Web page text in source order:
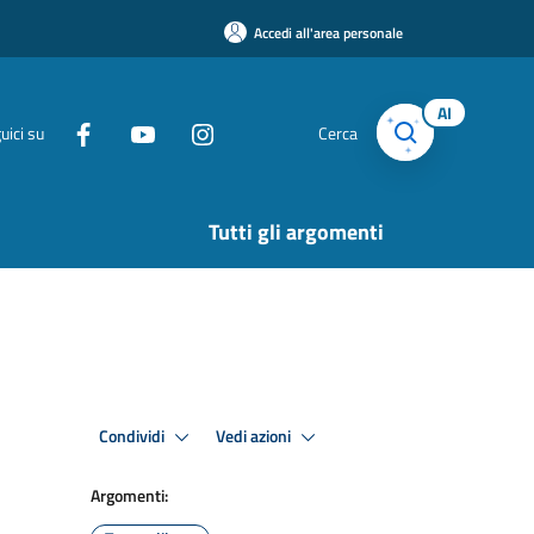
Accedi all'area personale
su Cerca
AI
Tutti gli argomenti
Condividi Vedi azioni
Argomenti: